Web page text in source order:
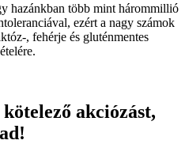
hazánkban több mint hárommillió
ezért a nagy számok
, fehérje és gluténmentes
akciózást,